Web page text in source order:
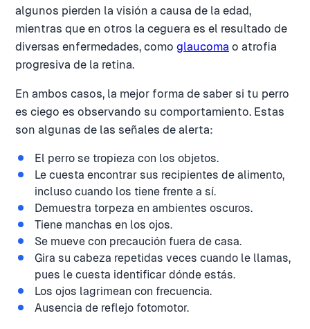
algunos pierden la visión a causa de la edad,
mientras que en otros la ceguera es el resultado de
diversas enfermedades, como glaucoma o atrofia
progresiva de la retina.
En ambos casos, la mejor forma de saber si tu perro
es ciego es observando su comportamiento. Estas
son algunas de las señales de alerta:
El perro se tropieza con los objetos.
Le cuesta encontrar sus recipientes de alimento,
incluso cuando los tiene frente a sí.
Demuestra torpeza en ambientes oscuros.
Tiene manchas en los ojos.
Se mueve con precaución fuera de casa.
Gira su cabeza repetidas veces cuando le llamas,
pues le cuesta identificar dónde estás.
Los ojos lagrimean con frecuencia.
Ausencia de reflejo fotomotor.